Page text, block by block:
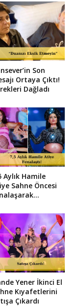
Son
Ortaya Çıktı!
Dağladı
Aylık Hamile
Sahne Öncesi
Yener İkinci El
Kıyafetlerini
Çıkardı